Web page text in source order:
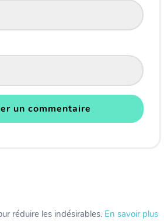
réduire les indésirables. En savoir plus